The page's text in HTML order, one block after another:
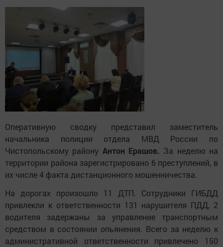
Оперативную сводку представил заместитель
начальника полиции отдела МВД России по
Чистопольскому району Антон Ерашов. За неделю на
территории района зарегистрировано 6 преступлений, в
их числе 4 факта дистанционного мошенничества.
На дорогах произошло 11 ДТП. Сотрудники ГИБДД
привлекли к ответственности 131 нарушителя ПДД, 2
водителя задержаны за управление транспортным
средством в состоянии опьянения. Всего за неделю к
административной ответственности привлечено 150